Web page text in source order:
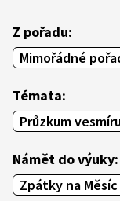
Z pořadu:
Mimořádné
Témata:
Průzkum
Námět do výuky:
Zpátky na Měsíc